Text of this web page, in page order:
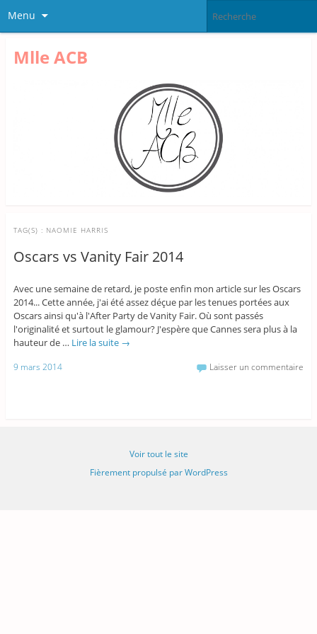
Menu
Mlle ACB
TAG(S) : NAOMIE HARRIS
Oscars vs Vanity Fair 2014
Avec une semaine de retard, je poste enfin mon article sur les Oscars
2014... Cette année, j'ai été assez déçue par les tenues portées aux
Oscars ainsi qu'à l'After Party de Vanity Fair. Où sont passés
l'originalité et surtout le glamour? J'espère que Cannes sera plus à la
hauteur de … Lire la suite →
9 mars 2014 Laisser un commentaire
Voir tout le site
Fièrement propulsé par WordPress